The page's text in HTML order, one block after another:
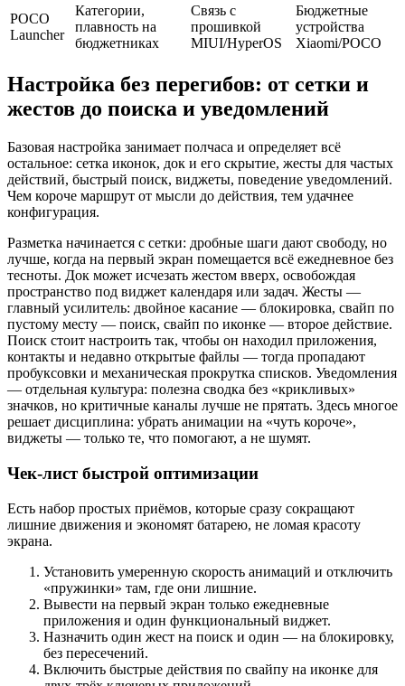
POCO
Launcher
Категории,
плавность на
бюджетниках
Связь с
прошивкой
MIUI/HyperOS
Бюджетные
устройства
Xiaomi/POCO
Настройка без перегибов: от сетки и
жестов до поиска и уведомлений
Базовая настройка занимает полчаса и определяет всё
остальное: сетка иконок, док и его скрытие, жесты для частых
действий, быстрый поиск, виджеты, поведение уведомлений.
Чем короче маршрут от мысли до действия, тем удачнее
конфигурация.
Разметка начинается с сетки: дробные шаги дают свободу, но
лучше, когда на первый экран помещается всё ежедневное без
тесноты. Док может исчезать жестом вверх, освобождая
пространство под виджет календаря или задач. Жесты —
главный усилитель: двойное касание — блокировка, свайп по
пустому месту — поиск, свайп по иконке — второе действие.
Поиск стоит настроить так, чтобы он находил приложения,
контакты и недавно открытые файлы — тогда пропадают
пробуксовки и механическая прокрутка списков. Уведомления
— отдельная культура: полезна сводка без «крикливых»
значков, но критичные каналы лучше не прятать. Здесь многое
решает дисциплина: убрать анимации на «чуть короче»,
виджеты — только те, что помогают, а не шумят.
Чек‑лист быстрой оптимизации
Есть набор простых приёмов, которые сразу сокращают
лишние движения и экономят батарею, не ломая красоту
экрана.
Установить умеренную скорость анимаций и отключить
«пружинки» там, где они лишние.
Вывести на первый экран только ежедневные
приложения и один функциональный виджет.
Назначить один жест на поиск и один — на блокировку,
без пересечений.
Включить быстрые действия по свайпу на иконке для